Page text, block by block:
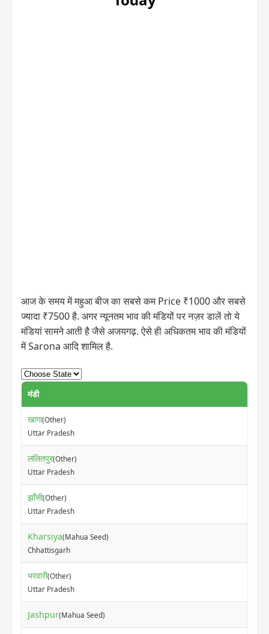
आज के समय में महुआ बीज का सबसे कम Price ₹1000 और सबसे
ज्यादा ₹7500 है. अगर न्यूनतम भाव की मंडियों पर नज़र डालें तो ये
मंडियां सामने आती है जैसे अजयगढ़. ऐसे ही अधिकतम भाव की मंडियों
में Sarona आदि शामिल है.
मंडी
खागा(Other)
Uttar Pradesh
ललितपुर(Other)
Uttar Pradesh
झाँसी(Other)
Uttar Pradesh
Kharsiya(Mahua Seed)
Chhattisgarh
भरवारी(Other)
Uttar Pradesh
Jashpur(Mahua Seed)